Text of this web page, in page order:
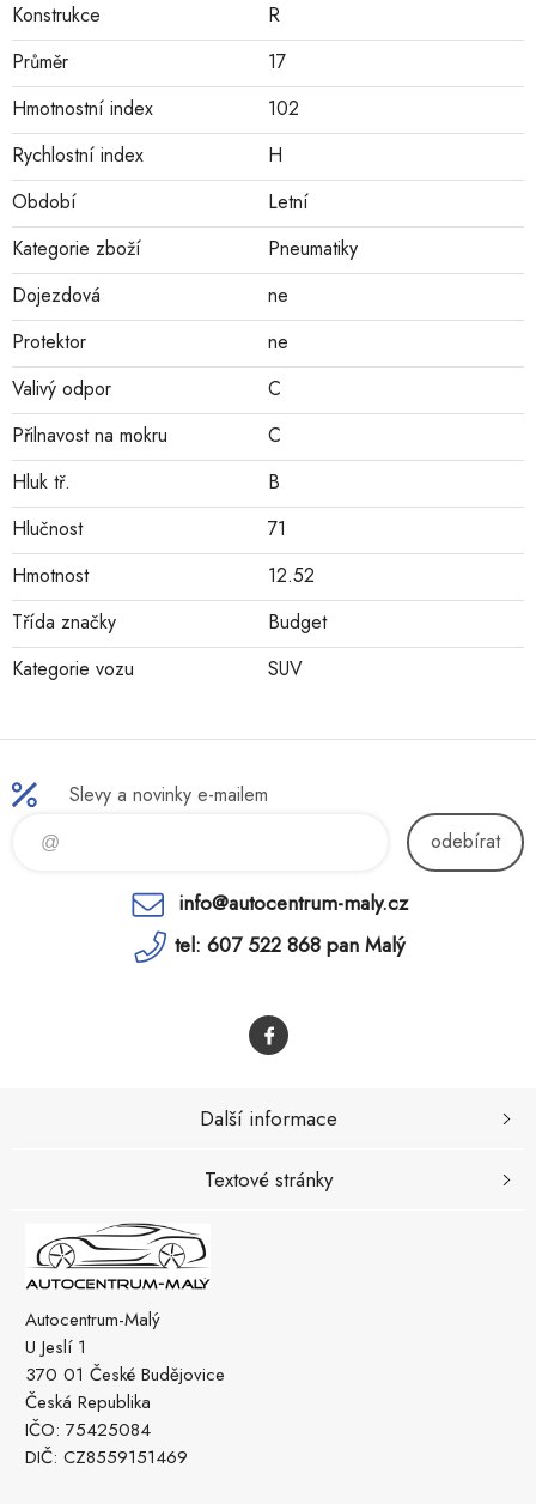
Konstrukce
R
Průměr
17
Hmotnostní index
102
Rychlostní index
H
Období
Letní
Kategorie zboží
Pneumatiky
Dojezdová
ne
Protektor
ne
Valivý odpor
C
Přilnavost na mokru
C
Hluk tř.
B
Hlučnost
71
Hmotnost
12.52
Třída značky
Budget
Kategorie vozu
SUV
Slevy a novinky e-mailem
odebírat
info@autocentrum-maly.cz
tel: 607 522 868 pan Malý
Autocentrum-Malý
U Jeslí 1
370 01 České Budějovice
Česká Republika
IČO: 75425084
DIČ: CZ8559151469
Další informace
Textové stránky